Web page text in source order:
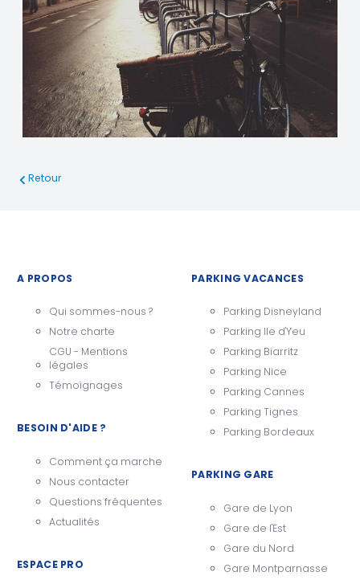
Retour
A PROPOS
Qui sommes-nous ?
Notre charte
CGU - Mentions
légales
Témoignages
BESOIN D'AIDE ?
Comment ça marche
Nous contacter
Questions fréquentes
Actualités
ESPACE PRO
PARKING VACANCES
Parking Disneyland
Parking Ile d'Yeu
Parking Biarritz
Parking Nice
Parking Cannes
Parking Tignes
Parking Bordeaux
PARKING GARE
Gare de Lyon
Gare de l'Est
Gare du Nord
Gare Montparnasse